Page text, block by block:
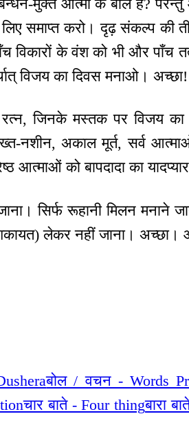
मुक्त आत्मा के बोल हैं?
समाप्त करो। दृढ़ संकल्प की
विकारों के वंश को भी और पाँच
विजय का दिवस मनाओ। अच्छा!
रत्न, जिनके मस्तक पर विजय
नशीन, अकाल मूर्त, सर्व
आत्माओं को बापदादा का
सिर्फ रूहानी मिलन मनाने
लेकर नहीं जाना। अच्छा।
बोल / वचन - Words
चार बाते - Four thingबारा